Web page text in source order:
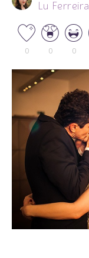
Lu Ferreira
0 0 0